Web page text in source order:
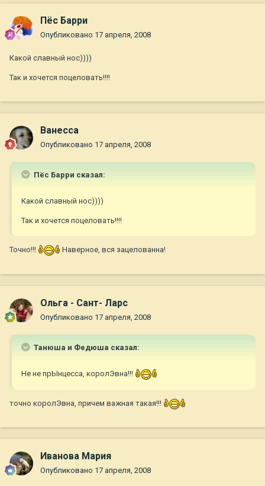
Пёс Барри
Опубликовано 17 апреля, 2008
Какой славный нос))))
Так и хочется поцеловать!!!!
Ванесса
Опубликовано 17 апреля, 2008
Пёс Барри сказал:
Какой славный нос))))
Так и хочется поцеловать!!!!
Точно!!! Наверное, вся зацелованна!
Ольга - Сант- Ларс
Опубликовано 17 апреля, 2008
Танюша и Федюша сказал:
Не не прЫнцесса, королЭвна!!!
точно королЭвна, причем важная такая!!!
Иванова Мария
Опубликовано 17 апреля, 2008